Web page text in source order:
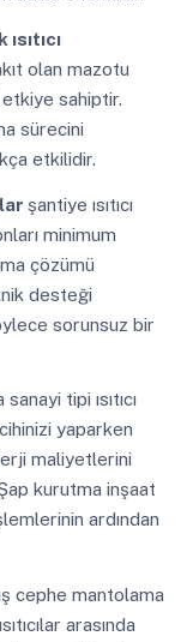
olan mazotu
etkiye sahiptir.
sürecini
etkilidir.
şantiye ısıtıcı
minimum
çözümü
desteği
sorunsuz bir
tipi ısıtıcı
yaparken
maliyetlerini
kurutma inşaat
ardından
cephe mantolama
arasında